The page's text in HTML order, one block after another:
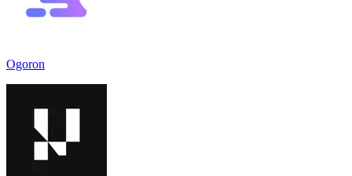
Ogoron